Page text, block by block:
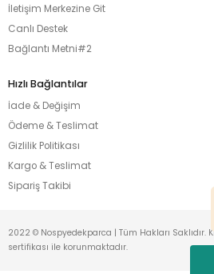
İletişim Merkezine Git
Canlı Destek
Bağlantı Metni#2
Hızlı Bağlantılar
İade & Değişim
Ödeme & Teslimat
Gizlilik Politikası
Kargo & Teslimat
Sipariş Takibi
2022 © Nospyedekparca | Tüm Hakları Saklıdır.
sertifikası ile korunmaktadır.